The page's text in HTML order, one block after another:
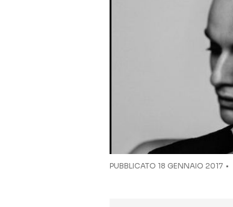
PUBBLICATO 18 GENNAIO 2017